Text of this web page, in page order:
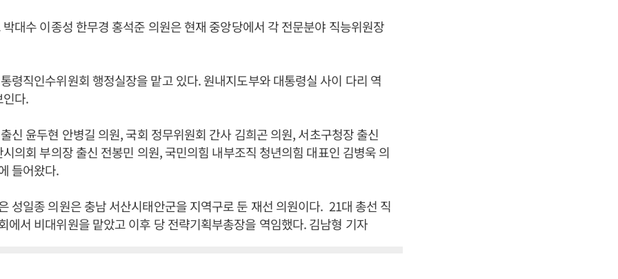
대수 이종성 한무경 홍석준 의원은 현재 중앙당에서 각 전문분야 직능위원장
령직인수위원회 행정실장을 맡고 있다. 원내지도부와 대통령실 사이 다리 역
다.
신 윤두현 안병길 의원, 국회 정무위원회 간사 김희곤 의원, 서초구청장 출신
의회 부의장 출신 전봉민 의원, 국민의힘 내부조직 청년의힘 대표인 김병욱 의
들어왔다.
성일종 의원은 충남 서산시태안군을 지역구로 둔 재선 의원이다. 21대 총선 직
에서 비대위원을 맡았고 이후 당 전략기획부총장을 역임했다. 김남형 기자